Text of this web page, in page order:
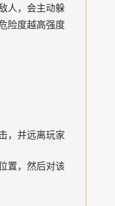
人，会主动躲
险度越高强度
，并远离玩家
置，然后对该